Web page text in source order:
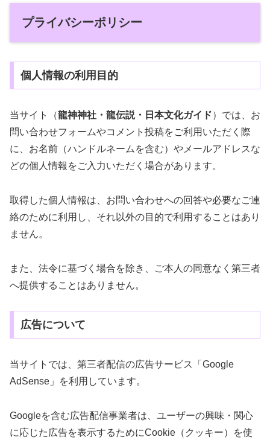
プライバシーポリシー
個人情報の利用目的
当サイト（龍神神社・龍伝説・日本文化ガイド）では、お
問い合わせフォームやコメント投稿をご利用いただく際
に、お名前（ハンドルネームを含む）やメールアドレスな
どの個人情報をご入力いただく場合があります。
取得した個人情報は、お問い合わせへの回答や必要なご連
絡のために利用し、それ以外の目的で利用することはあり
ません。
また、法令に基づく場合を除き、ご本人の同意なく第三者
へ提供することはありません。
広告について
当サイトでは、第三者配信の広告サービス「Google
AdSense」を利用しています。
Googleを含む広告配信事業者は、ユーザーの興味・関心
に応じた広告を表示するためにCookie（クッキー）を使